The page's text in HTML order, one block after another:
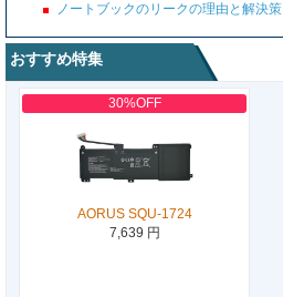
ノートブックのリークの理由と解決策
おすすめ特集
30%OFF
AORUS SQU-1724
7,639 円